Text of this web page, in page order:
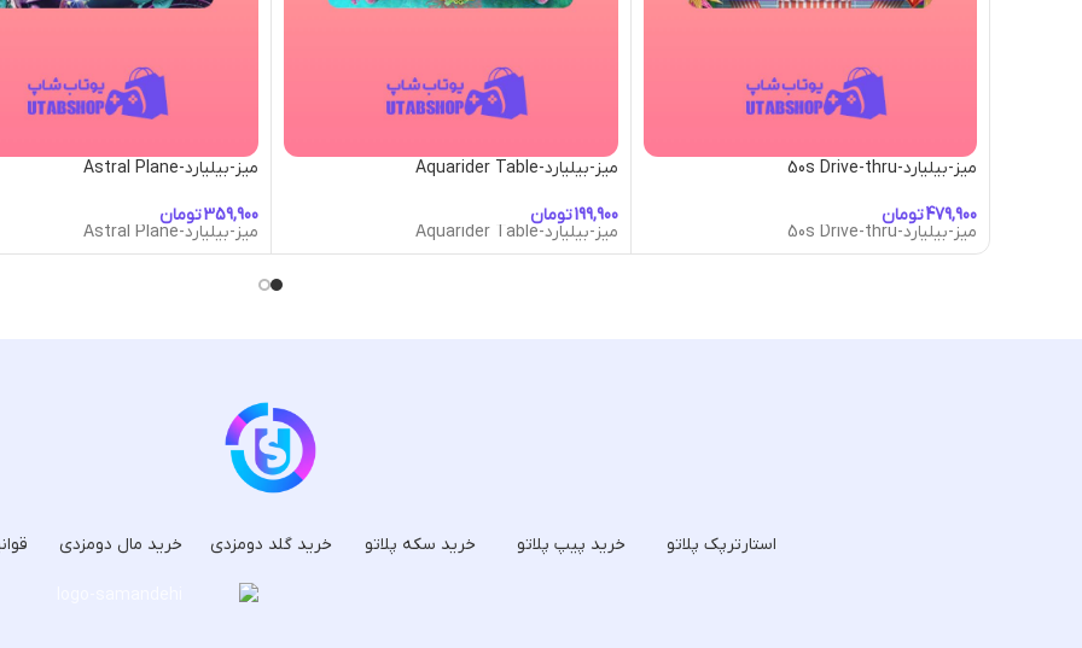
میز-بیلیارد-50s Drive-thru
تومان
میز-بیلیارد-50s Drive-thru
میز-بیلیارد-Aquarider Table
تومان
میز-بیلیارد-Aquarider Table
میز-بیلیارد-Astral Plane
تومان
میز-بیلیارد-Astral Plane
استارترپک پلاتو خرید پیپ پلاتو خرید سکه پلاتو خرید گلد دومزدی خرید مال دومزدی